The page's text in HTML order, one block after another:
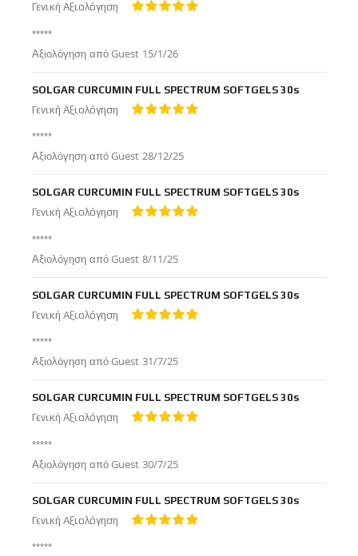
Γενική Αξιολόγηση
*****
Αξιολόγηση απόGuest Δημοσιεύτηκε
στις
15/1/26
SOLGAR CURCUMIN FULL SPECTRUM SOFTGELS 30s
Γενική Αξιολόγηση
*****
Αξιολόγηση απόGuest Δημοσιεύτηκε
στις
28/12/25
SOLGAR CURCUMIN FULL SPECTRUM SOFTGELS 30s
Γενική Αξιολόγηση
*****
Αξιολόγηση απόGuest Δημοσιεύτηκε
στις
8/11/25
SOLGAR CURCUMIN FULL SPECTRUM SOFTGELS 30s
Γενική Αξιολόγηση
*****
Αξιολόγηση απόGuest Δημοσιεύτηκε
στις
31/7/25
SOLGAR CURCUMIN FULL SPECTRUM SOFTGELS 30s
Γενική Αξιολόγηση
*****
Αξιολόγηση απόGuest Δημοσιεύτηκε
στις
30/7/25
SOLGAR CURCUMIN FULL SPECTRUM SOFTGELS 30s
Γενική Αξιολόγηση
*****